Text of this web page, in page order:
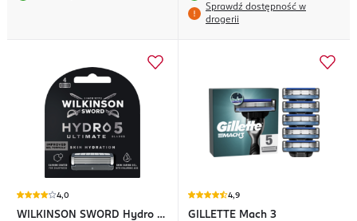
Sprawdź dostępność w
drogerii
4,0
WILKINSON SWORD Hydro 5
4,9
GILLETTE Mach 3